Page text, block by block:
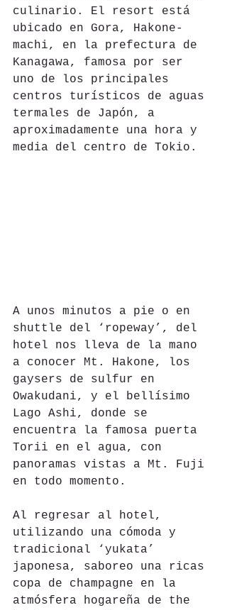
culinario. El resort está
ubicado en Gora, Hakone-
machi, en la prefectura de
Kanagawa, famosa por ser
uno de los principales
centros turísticos de aguas
termales de Japón, a
aproximadamente una hora y
media del centro de Tokio.
A unos minutos a pie o en
shuttle del ‘ropeway’, del
hotel nos lleva de la mano
a conocer Mt. Hakone, los
gaysers de sulfur en
Owakudani, y el bellísimo
Lago Ashi, donde se
encuentra la famosa puerta
Torii en el agua, con
panoramas vistas a Mt. Fuji
en todo momento.
Al regresar al hotel,
utilizando una cómoda y
tradicional ‘yukata’
japonesa, saboreo una ricas
copa de champagne en la
atmósfera hogareña de the